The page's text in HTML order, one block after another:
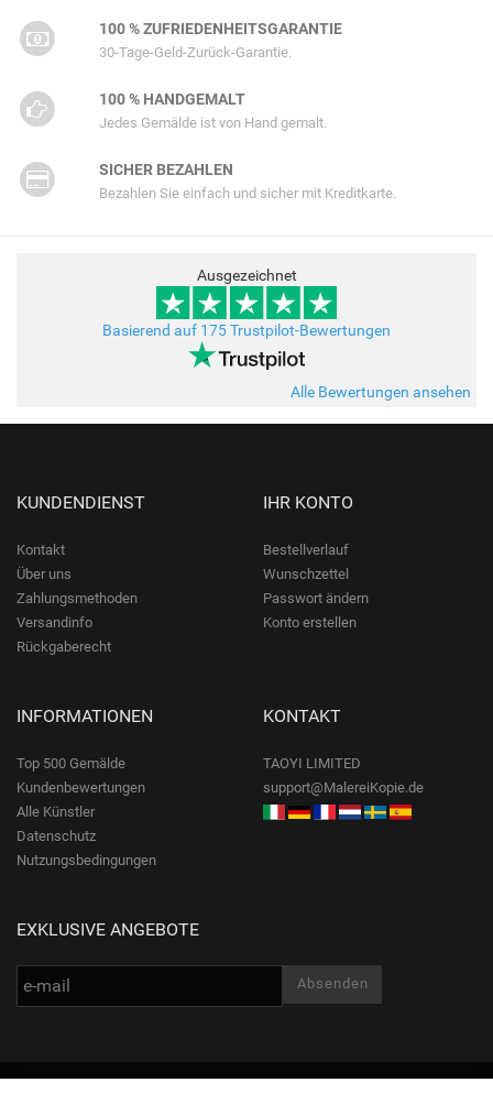
100 % ZUFRIEDENHEITSGARANTIE
30-Tage-Geld-Zurück-Garantie.
100 % HANDGEMALT
Jedes Gemälde ist von Hand gemalt.
SICHER BEZAHLEN
Bezahlen Sie einfach und sicher mit Kreditkarte.
Ausgezeichnet
Basierend auf 175 Trustpilot-Bewertungen
Alle Bewertungen ansehen
KUNDENDIENST
Kontakt
Über uns
Zahlungsmethoden
Versandinfo
Rückgaberecht
IHR KONTO
Bestellverlauf
Wunschzettel
Passwort ändern
Konto erstellen
INFORMATIONEN
Top 500 Gemälde
Kundenbewertungen
Alle Künstler
Datenschutz
Nutzungsbedingungen
KONTAKT
TAOYI LIMITED
support@MalereiKopie.de
EXKLUSIVE ANGEBOTE